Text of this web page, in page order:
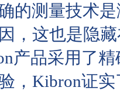
的测量技术
，这也是隐
产品采用了
，Kibron证